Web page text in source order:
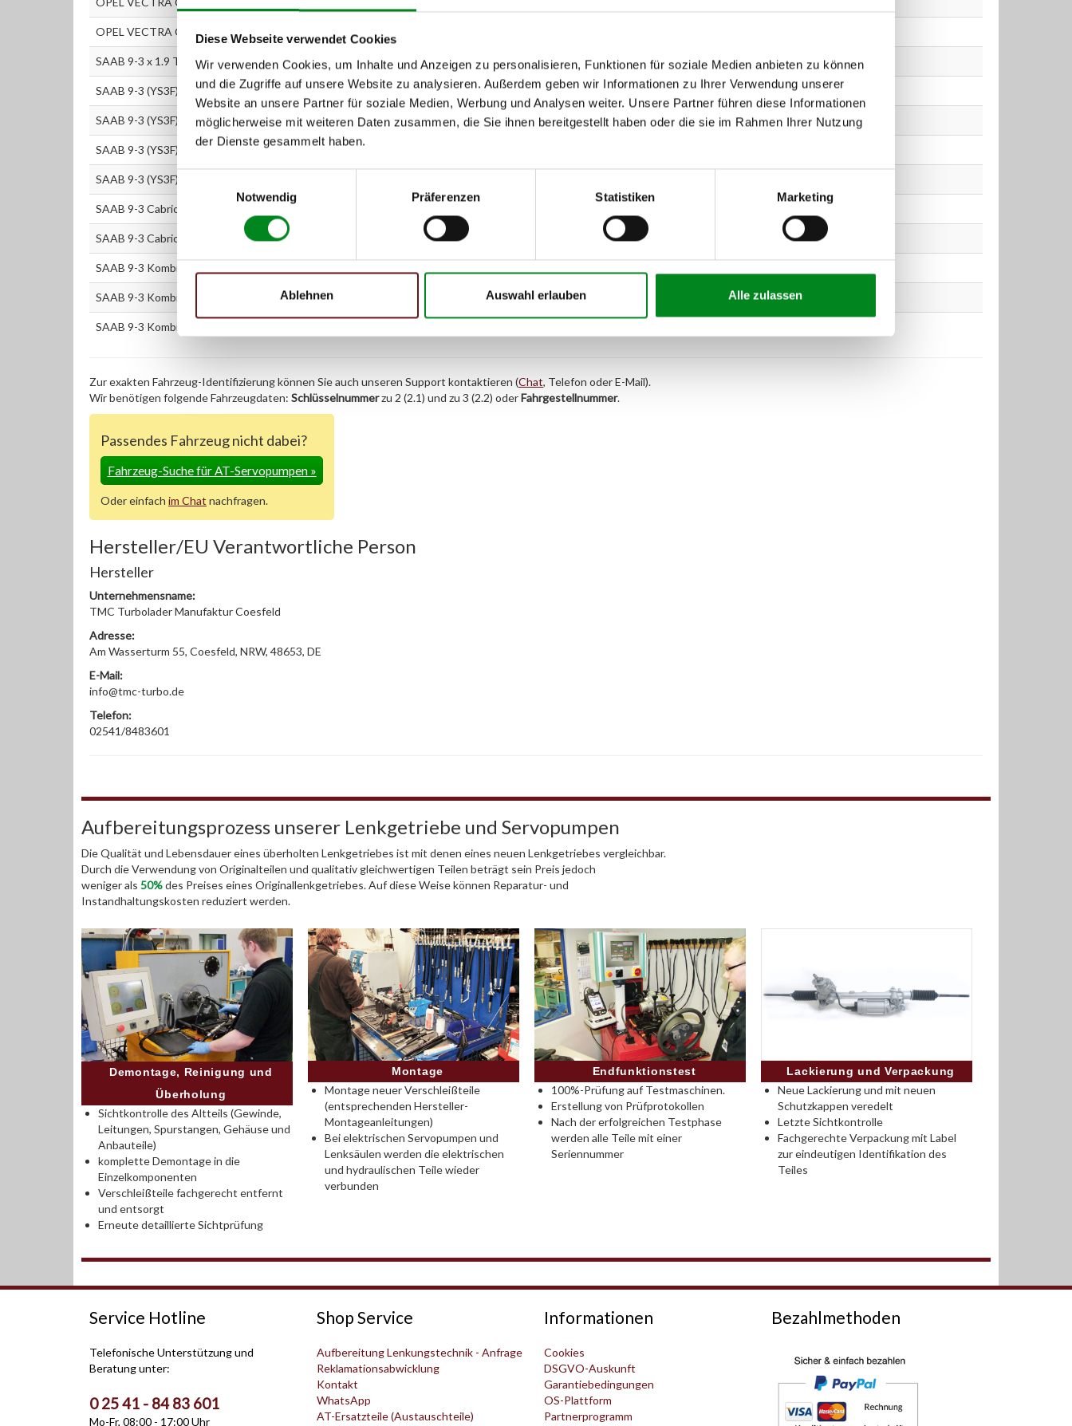
Diese Webseite verwendet Cookies
Wir verwenden Cookies, um Inhalte und Anzeigen zu personalisieren, Funktionen für soziale Medien anbieten zu können
und die Zugriffe auf unsere Website zu analysieren. Außerdem geben wir Informationen zu Ihrer Verwendung unserer
Website an unsere Partner für soziale Medien, Werbung und Analysen weiter. Unsere Partner führen diese Informationen
möglicherweise mit weiteren Daten zusammen, die Sie ihnen bereitgestellt haben oder die sie im Rahmen Ihrer Nutzung
der Dienste gesammelt haben.
Einwilligungsauswahl
Notwendig
Präferenzen Statistiken Marketing
Ablehnen Auswahl erlauben Alle zulassen
OPEL VECTRA C Caravan 1.9 CDTI
SAAB 9-3 x 1.9 TTiD
SAAB 9-3 (YS3F) 1.8 i
SAAB 9-3 (YS3F) 1.8 t
SAAB 9-3 (YS3F) 1.9 TiD
SAAB 9-3 (YS3F) 1.9 TTiD
SAAB 9-3 Cabriolet (YS3F) 1.25 16V
SAAB 9-3 Cabriolet (YS3F) 1.9 TTiD
SAAB 9-3 Kombi 1.8 i
SAAB 9-3 Kombi 1.9 TiD
SAAB 9-3 Kombi 1.9 TTiD
Zur exakten Fahrzeug-Identifizierung können Sie auch unseren Support kontaktieren (Chat, Telefon oder E-Mail).
Wir benötigen folgende Fahrzeugdaten: Schlüsselnummerzu 2 (2.1) und zu 3 (2.2) oderFahrgestellnummer.
Passendes Fahrzeug nicht dabei?
Fahrzeug-Suche für AT-Servopumpen»
Oder einfach im Chat nachfragen.
Hersteller/EU Verantwortliche Person
Hersteller
Unternehmensname:
TMC Turbolader Manufaktur Coesfeld
Adresse:
Am Wasserturm 55, Coesfeld, NRW, 48653, DE
E-Mail:
info@tmc-turbo.de
Telefon:
02541/8483601
Aufbereitungsprozess unserer Lenkgetriebe und Servopumpen
Die Qualität und Lebensdauer eines überholten Lenkgetriebes ist mit denen eines neuen Lenkgetriebes vergleichbar.
Durch die Verwendung von Originalteilen und qualitativ gleichwertigen Teilen beträgt sein Preis jedoch
weniger als 50%des Preises eines Originallenkgetriebes. Auf diese Weise können Reparatur- und
Instandhaltungskosten reduziert werden.
Demontage, Reinigung und
Überholung
Sichtkontrolle des Altteils (Gewinde,
Leitungen, Spurstangen, Gehäuse und
Anbauteile)
komplette Demontage in die
Einzelkomponenten
Verschleißteile fachgerecht entfernt
und entsorgt
Erneute detaillierte Sichtprüfung
Montage
Montage neuer Verschleißteile
(entsprechenden Hersteller-
Montageanleitungen)
Bei elektrischen Servopumpen und
Lenksäulen werden die elektrischen
und hydraulischen Teile wieder
verbunden
Endfunktionstest
100%-Prüfung auf Testmaschinen.
Erstellung von Prüfprotokollen
Nach der erfolgreichen Testphase
werden alle Teile mit einer
Seriennummer
Lackierung und Verpackung
Neue Lackierung und mit neuen
Schutzkappen veredelt
Letzte Sichtkontrolle
Fachgerechte Verpackung mit Label
zur eindeutigen Identifikation des
Teiles
Service Hotline
Telefonische Unterstützung und
Beratung unter:
0 25 41 - 84 83 601
Mo-Fr, 08:00 - 17:00 Uhr
Shop Service
Aufbereitung Lenkungstechnik - Anfrage
Reklamationsabwicklung
Kontakt
WhatsApp
AT-Ersatzteile (Austauschteile)
Informationen
Cookies
DSGVO-Auskunft
Garantiebedingungen
OS-Plattform
Partnerprogramm
Bezahlmethoden